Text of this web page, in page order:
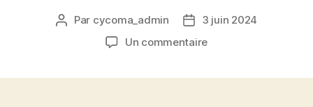
Auteur
Par cycoma_admin
Date
de
3 juin 2024
Un commentairesur